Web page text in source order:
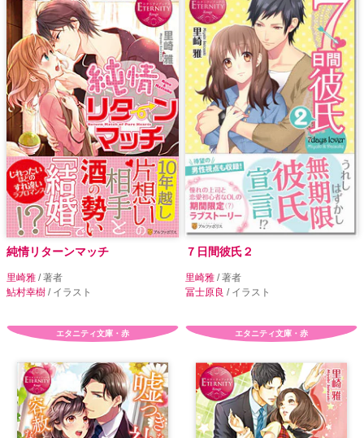
純情リターンマッチ
里崎雅 / 著者
鮎村幸樹 / イラスト
７日間彼氏２
里崎雅 / 著者
冨士原良 / イラスト
エタニティ文庫・赤 エタニティ文庫・赤